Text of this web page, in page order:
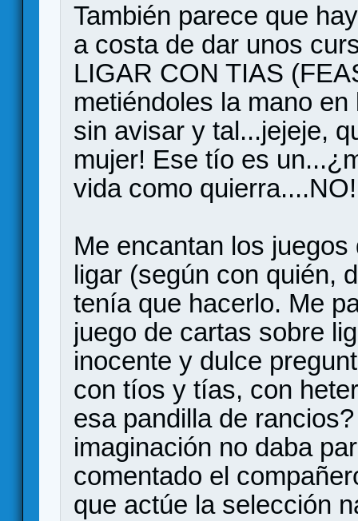
También parece que
a costa de dar unos
LIGAR CON TIAS
metiéndoles la mano
sin avisar y tal...jejeje,
mujer! Ese tío es
vida como
Me encantan los
ligar (según con quién,
tenía que hacerlo. Me
juego de cartas sobre
inocente y dulce
con tíos y tías, con
esa pandilla de
imaginación no daba
comentado el
que actúe la selección